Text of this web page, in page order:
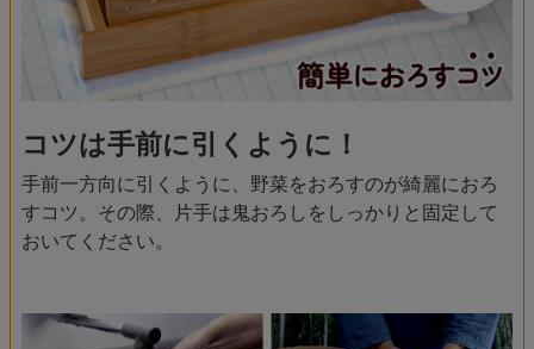
コツは手前に引くように！
手前一方向に引くように、野菜をおろすのが綺麗におろ
すコツ。その際、片手は鬼おろしをしっかりと固定して
おいてください。